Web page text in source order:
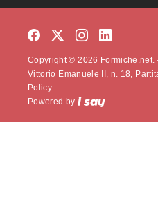
Copyright © 2026 Formiche.net.
Vittorio Emanuele II, n. 18,
Policy.
Powered by